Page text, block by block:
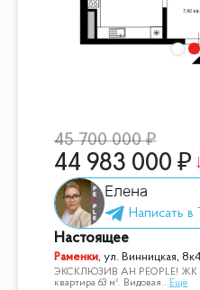
45 700 000
44 983 000
Елена
Настоящее
Раменки, ул. Винницкая, 8к4
ЭКСКЛЮЗИВ АН PEOPLE! ЖК
квартира 63 м². Видовая... Ещё